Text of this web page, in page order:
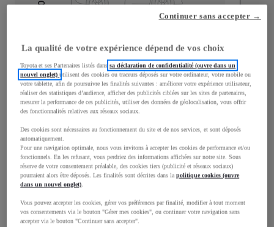
3 700 mm
1 510
Largeur
1 740 mm
Consommation mixte
Émissions CO2 112g/km
La qualité de votre expérience dépend de vos choix
Toyota et ses Partenaires listés danssa déclaration de confidentialité (ouvre dans un
nouvel onglet)utilisent des cookies ou traceurs déposés sur votre ordinateur, votre mobile ou
votre tablette, afin de poursuivre les finalités suivantes : améliorer votre expérience utilisateur,
réaliser des statistiques d’audience, afficher des publicités ciblées sur les sites de partenaires,
mesurer la performance de ces publicités, utiliser des données de géolocalisation, vous offrir
des fonctionnalités relatives aux réseaux sociaux.
Des cookies sont nécessaires au fonctionnement du site et de nos services, et sont déposés
automatiquement.
Pour une navigation optimale, nous vous invitons à accepter les cookies de performance et/ou
fonctionnels. En les refusant, vous perdriez des informations affichées sur notre site. Sous
réserve de votre consentement préalable, des cookies tiers (publicité et réseaux sociaux)
pourraient alors être déposés. Les finalités sont décrites dans lapolitique cookies (ouvre
dans un nouvel onglet)
Vous pouvez accepter les cookies, gérer vos préférences par finalité, modifier à tout moment
vos consentements via le bouton "Gérer mes cookies", ou continuer votre navigation sans
accepter via le bouton "Continuer sans accepter".
Continuer sans accepter →